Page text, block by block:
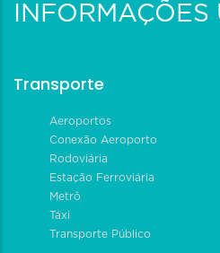
INFORMAÇÕES
Transporte
Aeroportos
Conexão Aeroporto
Rodoviária
Estação Ferroviária
Metrô
Táxi
Transporte Público